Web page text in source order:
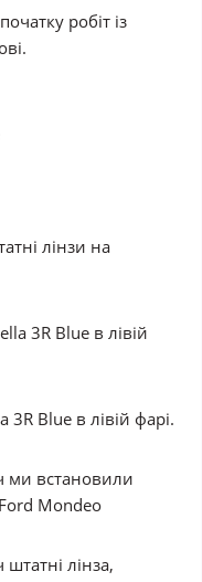
робіт із
лінзи на
3R Blue в лівій фарі.
лінза,